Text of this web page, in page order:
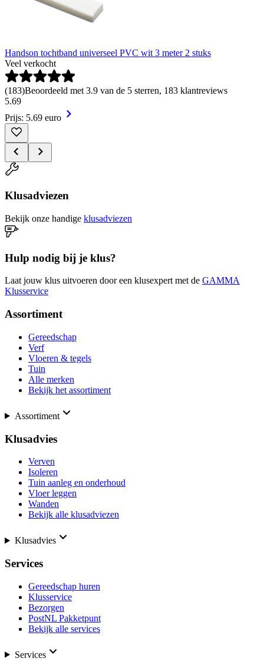
Handson tochtband universeel PVC wit 3 meter 2 stuks
Veel verkocht
(183)Beoordeeld met 3.9 van de 5 sterren, 183 klantreviews
5.69
Prijs: 5.69 euro
Klusadviezen
Bekijk onze handige klusadviezen
Hulp nodig bij je klus?
Laat jouw klus uitvoeren door een klusexpert met de GAMMA
Klusservice
Assortiment
Gereedschap
Verf
Vloeren & tegels
Tuin
Alle merken
Bekijk het assortiment
Assortiment
Klusadvies
Verven
Isoleren
Tuin aanleg en onderhoud
Vloer leggen
Wanden
Bekijk alle klusadviezen
Klusadvies
Services
Gereedschap huren
Klusservice
Bezorgen
PostNL Pakketpunt
Bekijk alle services
Services